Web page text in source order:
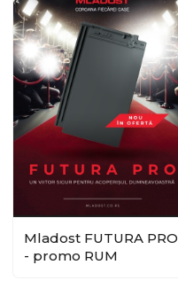
Mladost FUTURA PRO
- promo RUM